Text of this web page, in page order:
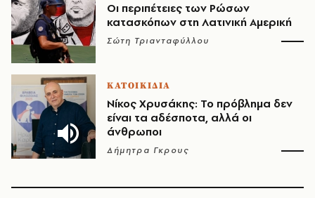
Οι περιπέτειες των Ρώσων
κατασκόπων στη Λατινική Αμερική
Σώτη Τριανταφύλλου
ΚΑΤΟΙΚΙΔΙΑ
Νίκος Χρυσάκης: Το πρόβλημα δεν
είναι τα αδέσποτα, αλλά οι
άνθρωποι
Δήμητρα Γκρους